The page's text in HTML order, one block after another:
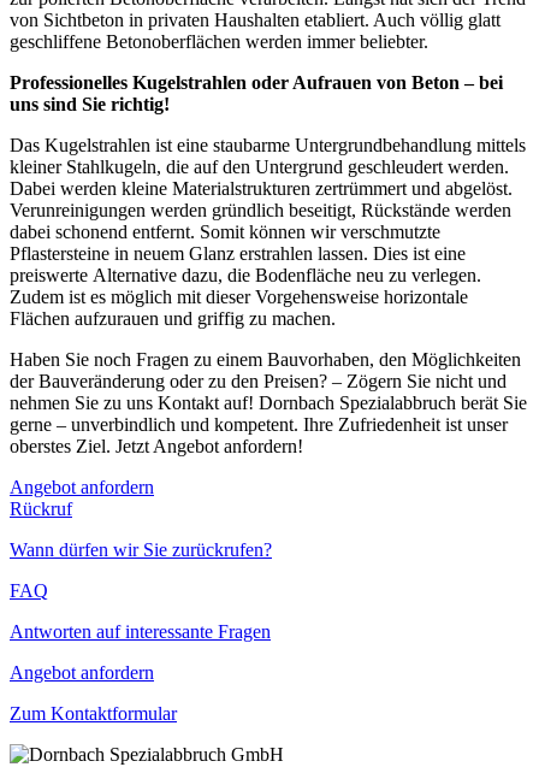
von Sichtbeton in privaten Haushalten etabliert. Auch völlig glatt
geschliffene Betonoberflächen werden immer beliebter.
Professionelles Kugelstrahlen oder Aufrauen von Beton – bei
uns sind Sie richtig!
Das Kugelstrahlen ist eine staubarme Untergrundbehandlung mittels
kleiner Stahlkugeln, die auf den Untergrund geschleudert werden.
Dabei werden kleine Materialstrukturen zertrümmert und abgelöst.
Verunreinigungen werden gründlich beseitigt, Rückstände werden
dabei schonend entfernt. Somit können wir verschmutzte
Pflastersteine in neuem Glanz erstrahlen lassen. Dies ist eine
preiswerte Alternative dazu, die Bodenfläche neu zu verlegen.
Zudem ist es möglich mit dieser Vorgehensweise horizontale
Flächen aufzurauen und griffig zu machen.
Haben Sie noch Fragen zu einem Bauvorhaben, den Möglichkeiten
der Bauveränderung oder zu den Preisen? – Zögern Sie nicht und
nehmen Sie zu uns Kontakt auf! Dornbach Spezialabbruch berät Sie
gerne – unverbindlich und kompetent. Ihre Zufriedenheit ist unser
oberstes Ziel. Jetzt Angebot anfordern!
Angebot anfordern
Rückruf
Wann dürfen wir Sie zurückrufen?
FAQ
Antworten auf interessante Fragen
Angebot anfordern
Zum Kontaktformular